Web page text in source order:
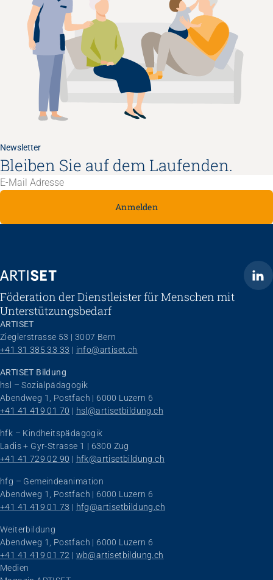
Newsletter
Bleiben Sie auf dem Laufenden.
Anmelden
ARTISET
Föderation der Dienstleister für Menschen mit
Unterstützungsbedarf
ARTISET
Zieglerstrasse 53 | 3007 Bern
+41 31 385 33 33 | info@artiset.ch
ARTISET Bildung
hsl – Sozialpädagogik
Abendweg 1, Postfach | 6000 Luzern 6
+41 41 419 01 70 | hsl@artisetbildung.ch
hfk – Kindheitspädagogik
Ladis + Gyr-Strasse 1 | 6300 Zug
+41 41 729 02 90 | hfk@artisetbildung.ch
hfg – Gemeindeanimation
Abendweg 1, Postfach | 6000 Luzern 6
+41 41 419 01 73 | hfg@artisetbildung.ch
Weiterbildung
Abendweg 1, Postfach | 6000 Luzern 6
+41 41 419 01 72 | wb@artisetbildung.ch
Navigation überspringen
Medien